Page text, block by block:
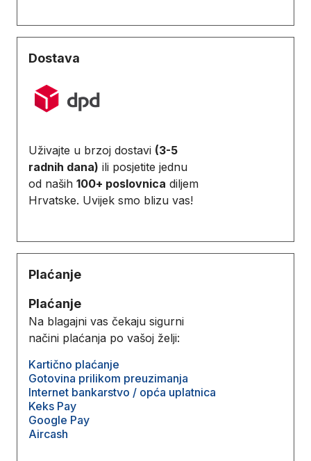
Dostava
Uživajte u brzoj dostavi (3-5
radnih dana) ili posjetite jednu
od naših 100+ poslovnica diljem
Hrvatske. Uvijek smo blizu vas!
Plaćanje
Plaćanje
Na blagajni vas čekaju sigurni
načini plaćanja po vašoj želji:
Kartično plaćanje
Gotovina prilikom preuzimanja
Internet bankarstvo / opća uplatnica
Keks Pay
Google Pay
Aircash